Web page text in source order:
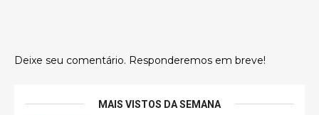
Deixe seu comentário. Responderemos em breve!
MAIS VISTOS DA SEMANA